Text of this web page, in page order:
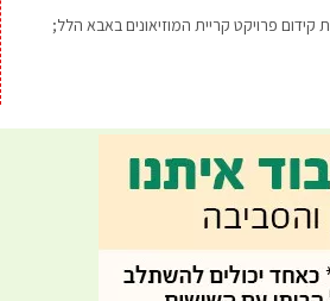
פרויקט קריית המוזיאונים באבא הלל;